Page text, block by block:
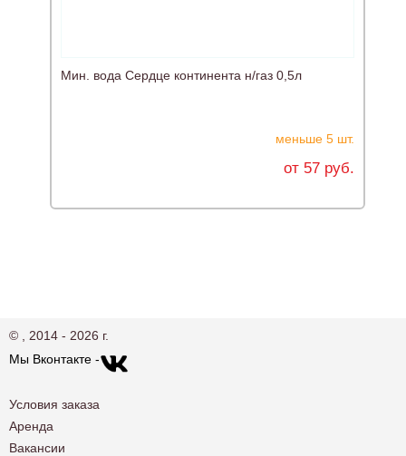
Мин. вода Сердце континента н/газ 0,5л
меньше 5 шт.
от 57 руб.
© , 2014 - 2026 г.
Мы Вконтакте -
Условия заказа
Аренда
Вакансии